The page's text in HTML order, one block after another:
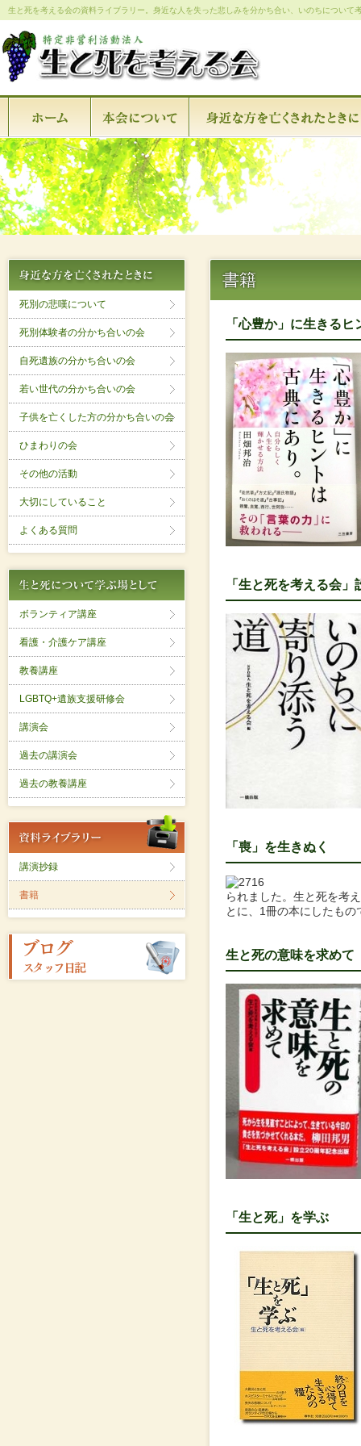
生と死を考える会の資料ライブラリー。身近な人を失った悲しみを分かち合い、いのちについて
書籍
「心豊か」に生きる
「生と死を考える会
「喪」を生きぬく
られました。生と死を考
とに、1冊の本にしたもの
生と死の意味を求めて
「生と死」を学ぶ
死別の悲嘆について
死別体験者の分かち合いの会
自死遺族の分かち合いの会
若い世代の分かち合いの会
子供を亡くした方の分かち合いの会
ひまわりの会
その他の活動
大切にしていること
よくある質問
ボランティア講座
看護・介護ケア講座
教養講座
LGBTQ+遺族支援研修会
講演会
過去の講演会
過去の教養講座
講演抄録
書籍